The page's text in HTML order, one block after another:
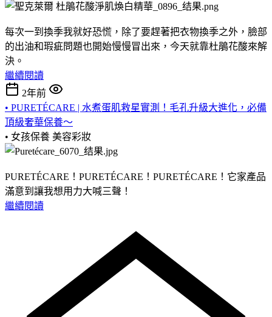
每次一到換季我就好恐慌，除了要趕著把衣物換季之外，臉部
的出油和瑕疵問題也開始慢慢冒出來，今天就靠杜鵑花酸來解
決。
繼續閱讀
2年前
• PURETÉCARE | 水煮蛋肌救星實測！毛孔升級大進化，必備
頂級奢華保養～
• 女孩保養 美容彩妝
PURETÉCARE！PURETÉCARE！PURETÉCARE！它家產品
滿意到讓我想用力大喊三聲！
繼續閱讀